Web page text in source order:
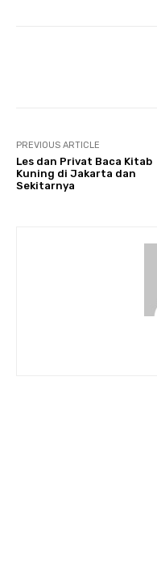
PREVIOUS ARTICLE
Les dan Privat Baca Kitab
Kuning di Jakarta dan
Sekitarnya